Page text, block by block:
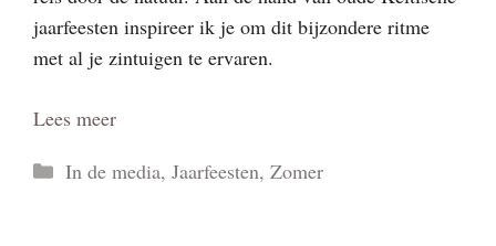
jaarfeesten inspireer ik je om dit bijzondere ritme
met al je zintuigen te ervaren.
Lees meer
Categorieën
In de media, Jaarfeesten, Zomer